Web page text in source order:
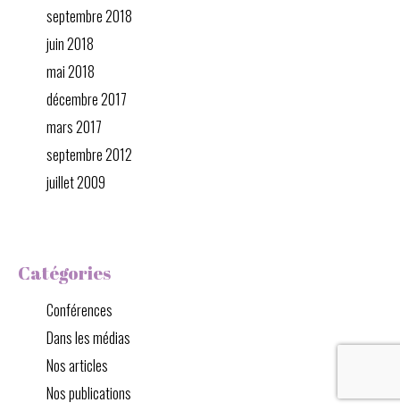
septembre 2018
juin 2018
mai 2018
décembre 2017
mars 2017
septembre 2012
juillet 2009
Catégories
Conférences
Dans les médias
Nos articles
Nos publications